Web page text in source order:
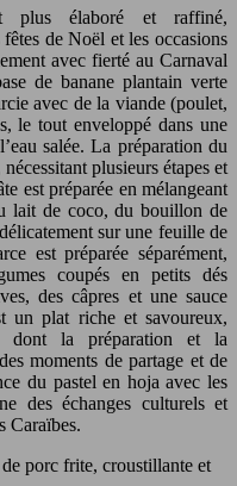
élaboré et raffiné,
de Noël et les occasions
avec fierté au Carnaval
de banane plantain verte
avec de la viande (poulet,
le tout enveloppé dans une
salée. La préparation du
plusieurs étapes et
est préparée en mélangeant
lait de coco, du bouillon de
sur une feuille de
est préparée séparément,
coupés en petits dés
des câpres et une sauce
un plat riche et savoureux,
dont la préparation et la
moments de partage et de
du pastel en hoja avec les
des échanges culturels et
Caraïbes.
porc frite, croustillante et